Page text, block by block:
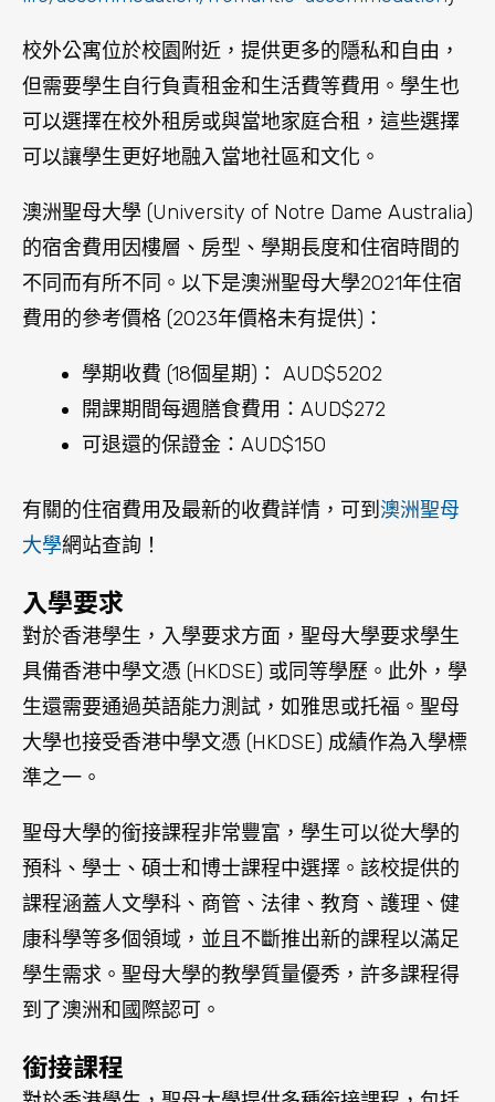
開課期間每週膳食費用：AUD$272
可退還的保證金：AUD$150
有關的住宿費用及最新的收費詳情，可到
入學要求
對於香港學生，入學要求方面，聖母大學要求學生
具備香港中學文憑 (HKDSE) 或同等學歷。此外，學
大學也接受香港中學文憑 (HKDSE) 成績作為入學標
準之一。
預科、學士、碩士和博士課程中選擇。該校提供的
課程涵蓋人文學科、商管、法律、教育、護理、健
康科學等多個領域，並且不斷推出新的課程以滿足
學生需求。聖母大學的教學質量優秀，許多課程得
到了澳洲和國際認可。
銜接課程
對於香港學生，聖母大學提供多種銜接課程，包括
大學預科、學士學位、碩士學位和博士學位等。學
生可以通過預科課程為大學學習做好準備，通過學
士學位課程獲得理論知識和實踐技能，通過碩士和
博士學位課程深入研究專業領域並進行研究。此
外，聖母大學也提供多種雙學位和聯合學位課程，
讓學生在不同領域獲得更多的學術經驗和知識。
澳洲聖母大學是一所提供高品質教育和關注個人成
長的天主教大學，為香港學生提供了豐富多樣的學
術課程和住宿選擇。學生可以在校內宿舍或校外公